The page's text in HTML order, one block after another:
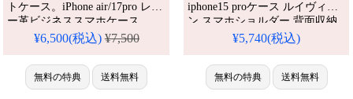
トケース。iPhone air/17pro レザ
ー革ビジネススマホケース。
iPhone16/15/14 モテるメンズケ
耐衝撃・防水・多機能iPhoneケ
ース。おしゃれ。
iPhone16pro/15promaxケース対
¥6,500(税込)¥7,500
無料の特典 送料無料
iphone15 proケース ルイヴィト
ン スマホショルダー 背面収納
アイフォン16/16proスマホケー
オシャレ高級感 LV
iphone14/13pro携帯ケース ブラ
ンド 耐衝撃。芸能人も愛用する
¥5,740(税込)
無料の特典 送料無料